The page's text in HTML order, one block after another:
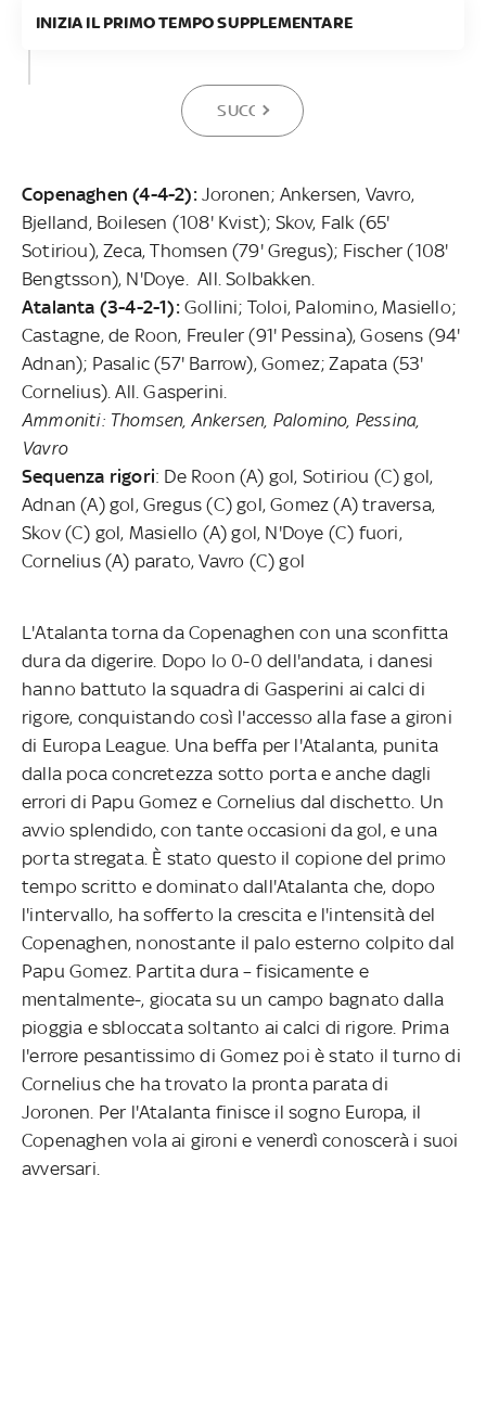
INIZIA IL PRIMO TEMPO SUPPLEMENTARE
SUCCESSIVA
Copenaghen (4-4-2): Joronen; Ankersen, Vavro,
Bjelland, Boilesen (108' Kvist); Skov, Falk (65'
Sotiriou), Zeca, Thomsen (79' Gregus); Fischer (108'
Bengtsson), N'Doye. All. Solbakken.
Atalanta (3-4-2-1):Gollini; Toloi, Palomino, Masiello;
Castagne, de Roon, Freuler (91' Pessina), Gosens (94'
Adnan); Pasalic (57' Barrow), Gomez; Zapata (53'
Cornelius). All. Gasperini.
Ammoniti: Thomsen, Ankersen, Palomino, Pessina,
Vavro
Sequenza rigori: De Roon (A) gol, Sotiriou (C) gol,
Adnan (A) gol, Gregus (C) gol, Gomez (A) traversa,
Skov (C) gol, Masiello (A) gol, N'Doye (C) fuori,
Cornelius (A) parato, Vavro (C) gol
L'Atalanta torna da Copenaghen con una sconfitta
dura da digerire. Dopo lo 0-0 dell'andata, i danesi
hanno battuto la squadra di Gasperini ai calci di
rigore, conquistando così l'accesso alla fase a gironi
di Europa League. Una beffa per l'Atalanta, punita
dalla poca concretezza sotto porta e anche dagli
errori di Papu Gomez e Cornelius dal dischetto. Un
avvio splendido, con tante occasioni da gol, e una
porta stregata. È stato questo il copione del primo
tempo scritto e dominato dall'Atalanta che, dopo
l'intervallo, ha sofferto la crescita e l'intensità del
Copenaghen, nonostante il palo esterno colpito dal
Papu Gomez. Partita dura – fisicamente e
mentalmente-, giocata su un campo bagnato dalla
pioggia e sbloccata soltanto ai calci di rigore. Prima
l'errore pesantissimo di Gomez poi è stato il turno di
Cornelius che ha trovato la pronta parata di
Joronen. Per l'Atalanta finisce il sogno Europa, il
Copenaghen vola ai gironi e venerdì conoscerà i suoi
avversari.